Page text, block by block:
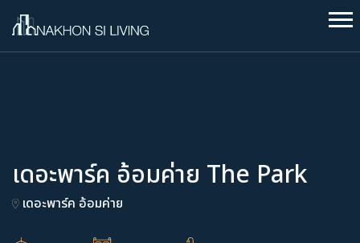
เดอะพาร์ค อ้อมค่าย The Park
เดอะพาร์ค อ้อมค่าย